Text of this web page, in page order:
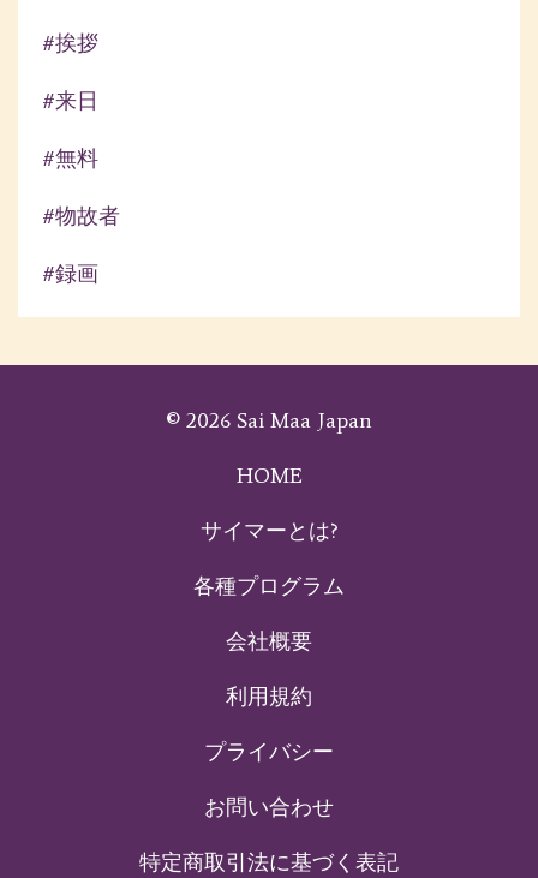
#挨拶
#来日
#無料
#物故者
#録画
© 2026 Sai Maa Japan
HOME
サイマーとは?
各種プログラム
会社概要
利用規約
プライバシー
お問い合わせ
特定商取引法に基づく表記